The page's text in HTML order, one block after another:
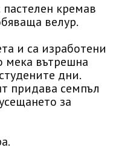
кремав
велур.
и са изработени
мека вътрешна
дни.
придава семпъл
за